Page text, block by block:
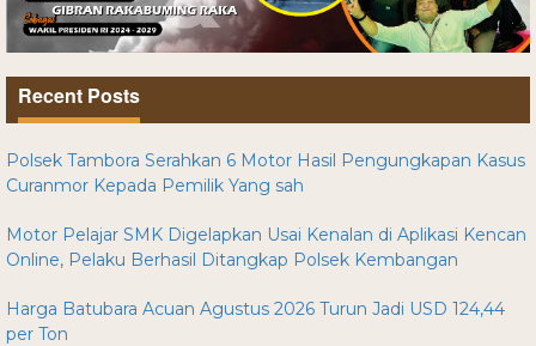
Recent Posts
Polsek Tambora Serahkan 6 Motor Hasil Pengungkapan Kasus
Curanmor Kepada Pemilik Yang sah
Motor Pelajar SMK Digelapkan Usai Kenalan di Aplikasi Kencan
Online, Pelaku Berhasil Ditangkap Polsek Kembangan
Harga Batubara Acuan Agustus 2026 Turun Jadi USD 124,44
per Ton